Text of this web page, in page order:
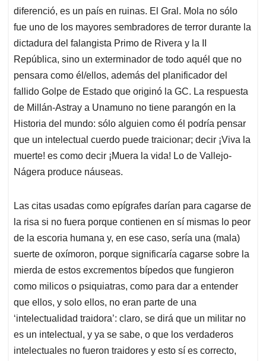
diferenció, es un país en ruinas. El Gral. Mola no sólo
fue uno de los mayores sembradores de terror durante la
dictadura del falangista Primo de Rivera y la II
República, sino un exterminador de todo aquél que no
pensara como él/ellos, además del planificador del
fallido Golpe de Estado que originó la GC. La respuesta
de Millán-Astray a Unamuno no tiene parangón en la
Historia del mundo: sólo alguien como él podría pensar
que un intelectual cuerdo puede traicionar; decir ¡Viva la
muerte! es como decir ¡Muera la vida! Lo de Vallejo-
Nágera produce náuseas.
Las citas usadas como epígrafes darían para cagarse de
la risa si no fuera porque contienen en sí mismas lo peor
de la escoria humana y, en ese caso, sería una (mala)
suerte de oxímoron, porque significaría cagarse sobre la
mierda de estos excrementos bípedos que fungieron
como milicos o psiquiatras, como para dar a entender
que ellos, y solo ellos, no eran parte de una
‘intelectualidad traidora’: claro, se dirá que un militar no
es un intelectual, y ya se sabe, o que los verdaderos
intelectuales no fueron traidores y esto sí es correcto,